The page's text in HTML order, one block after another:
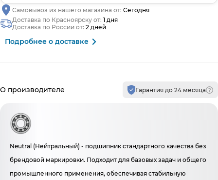
Самовывоз из нашего магазина от: Сегодня
Доставка по Красноярску от: 1 дня
Доставка по России от: 2 дней
Подробнее о доставке
О производителе
Гарантия до 24 месяца
Neutral (Нейтральный) - подшипник стандартного качества без
брендовой маркировки. Подходит для базовых задач и общего
промышленного применения, обеспечивая стабильную